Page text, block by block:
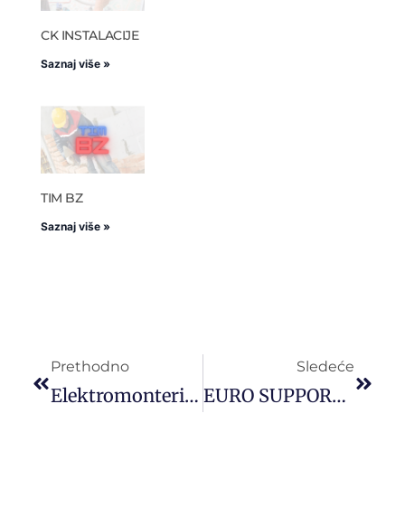
CK INSTALACIJE
Saznaj više »
TIM BZ
Saznaj više »
Prethodno
Elektromonteri Za Rad U Firmi Nitor D.o.o. Iz Jagodine
Sledeće
EURO SUPPORT GROUP